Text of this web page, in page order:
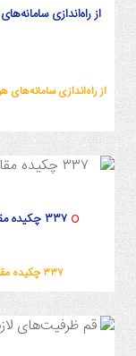
از راه‌اندازی
از راه‌اندازی سامانه‌های
۳۳۷ چکیده مقاله به دبیرخانه کنگره علامه طباطبایی در قم رسید
۳۳۷ چکیده مقاله به دبیرخانه کنگره علامه طباطبایی در قم رسید